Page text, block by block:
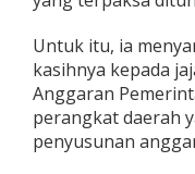
Untuk itu, ia
kasihnya kepada
Anggaran
perangkat daerah
penyusunan